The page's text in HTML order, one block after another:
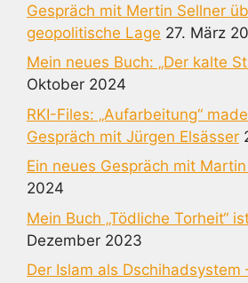
Gespräch mit Mertin Sellner
geopolitische Lage 27. März
Mein neues Buch: „Der kalte
Oktober 2024
RKI-Files: „Aufarbeitung“
Gespräch mit Jürgen Elsässer
Ein neues Gespräch mit
2024
Mein Buch „Tödliche Torheit“
Dezember 2023
Der Islam als Dschihadsystem